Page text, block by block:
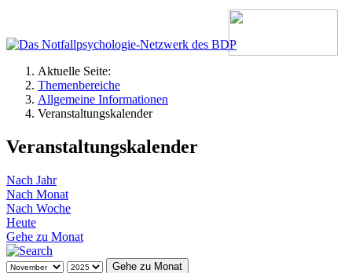
Aktuelle Seite:
Themenbereiche
Allgemeine Informationen
Veranstaltungskalender
Veranstaltungskalender
Nach Jahr
Nach Monat
Nach Woche
Heute
Gehe zu Monat
Gehe zu Monat